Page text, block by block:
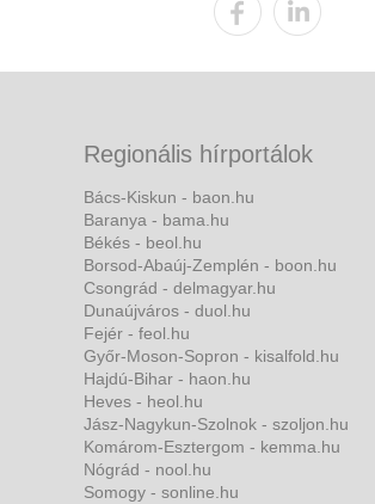
Regionális hírportálok
Bács-Kiskun - baon.hu
Baranya - bama.hu
Békés - beol.hu
Borsod-Abaúj-Zemplén - boon.hu
Csongrád - delmagyar.hu
Dunaújváros - duol.hu
Fejér - feol.hu
Győr-Moson-Sopron - kisalfold.hu
Hajdú-Bihar - haon.hu
Heves - heol.hu
Jász-Nagykun-Szolnok - szoljon.hu
Komárom-Esztergom - kemma.hu
Nógrád - nool.hu
Somogy - sonline.hu